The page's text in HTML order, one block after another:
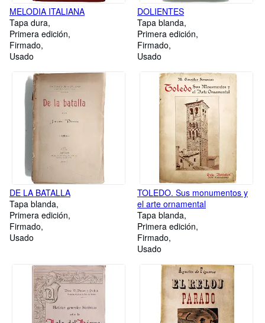
MELODIA ITALIANA
Tapa dura
Primera edición
Firmado
Usado
DOLIENTES
Tapa blanda
Primera edición
Firmado
Usado
DE LA BATALLA
Tapa blanda
Primera edición
Firmado
Usado
TOLEDO. Sus monumentos y
el arte ornamental
Tapa blanda
Primera edición
Firmado
Usado